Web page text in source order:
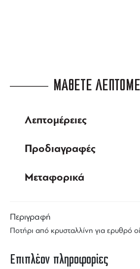
ΜΑΘΕΤΕ
Λεπτομέρειες
Προδιαγραφές
Μεταφορικά
Περιγραφή
Ποτήρι από κρυσταλλίνη για ερυθρό
Επιπλέον πληροφορίες